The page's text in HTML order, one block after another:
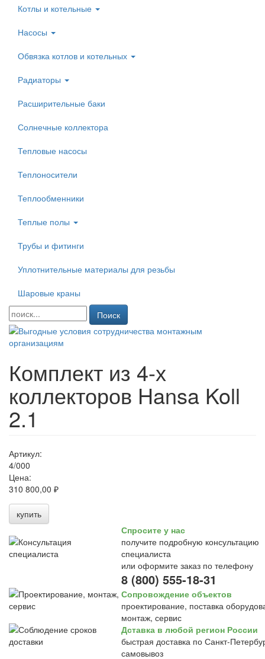
Котлы и котельные
Насосы
Обвязка котлов и котельных
Радиаторы
Расширительные баки
Солнечные коллектора
Тепловые насосы
Теплоносители
Теплообменники
Теплые полы
Трубы и фитинги
Уплотнительные материалы для резьбы
Шаровые краны
Поиск
Комплект из 4-х
коллекторов Hansa Koll
2.1
Артикул:
4/000
Цена:
310 800,00 ₽
купить
Спросите у нас
получите подробную консультацию
специалиста
или оформите заказ по телефону
8 (800) 555-18-31
Сопровождение объектов
проектирование, поставка
монтаж, сервис
Дставка в любой регион России
быстрая доставка по Санкт-
самовывоз